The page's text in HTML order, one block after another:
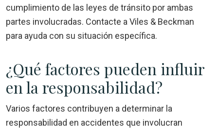
cumplimiento de las leyes de tránsito por ambas
partes involucradas. Contacte a Viles & Beckman
para ayuda con su situación específica.
¿Qué factores pueden influir
en la responsabilidad?
Varios factores contribuyen a determinar la
responsabilidad en accidentes que involucran